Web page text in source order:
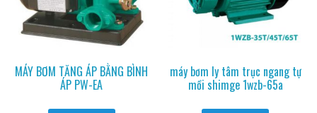
MÁY BƠM TĂNG ÁP BẰNG BÌNH
ÁP PW-EA
máy bơm ly tâm trục ngang tự
mồi shimge 1wzb-65a